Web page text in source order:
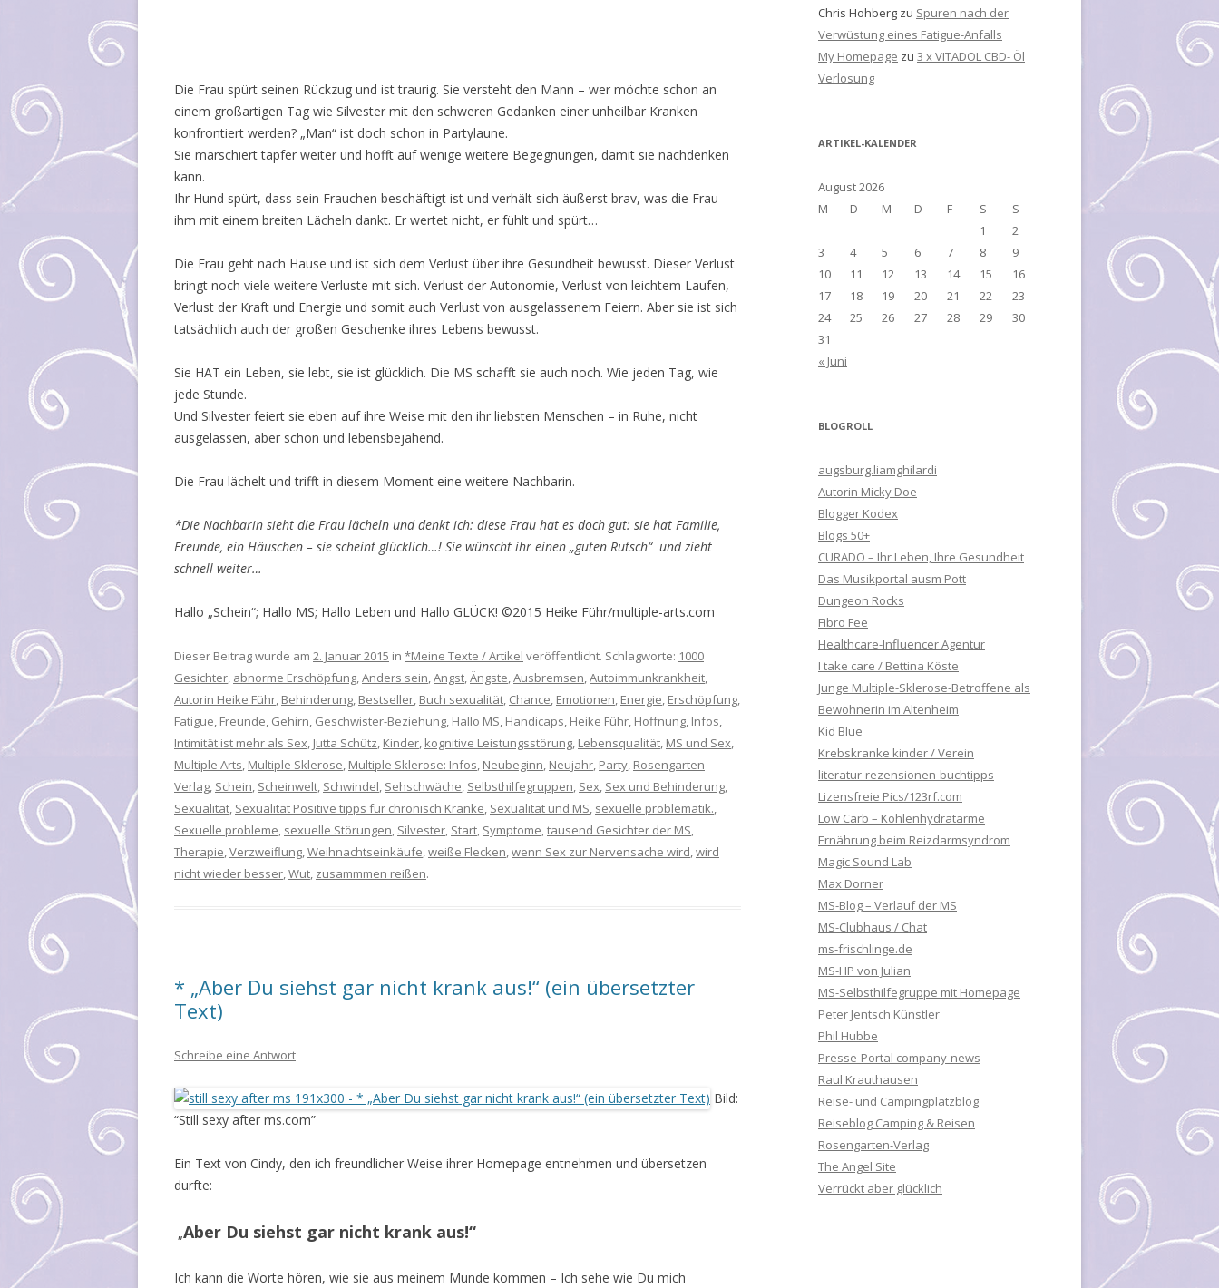
Die Frau spürt seinen Rückzug und ist traurig. Sie versteht den Mann – wer möchte schon an
einem großartigen Tag wie Silvester mit den schweren Gedanken einer unheilbar Kranken
konfrontiert werden? „Man“ ist doch schon in Partylaune.
Sie marschiert tapfer weiter und hofft auf wenige weitere Begegnungen, damit sie nachdenken
kann.
Ihr Hund spürt, dass sein Frauchen beschäftigt ist und verhält sich äußerst brav, was die Frau
ihm mit einem breiten Lächeln dankt. Er wertet nicht, er fühlt und spürt…
Die Frau geht nach Hause und ist sich dem Verlust über ihre Gesundheit bewusst. Dieser Verlust
bringt noch viele weitere Verluste mit sich. Verlust der Autonomie, Verlust von leichtem Laufen,
Verlust der Kraft und Energie und somit auch Verlust von ausgelassenem Feiern. Aber sie ist sich
tatsächlich auch der großen Geschenke ihres Lebens bewusst.
Sie HAT ein Leben, sie lebt, sie ist glücklich. Die MS schafft sie auch noch. Wie jeden Tag, wie
jede Stunde.
Und Silvester feiert sie eben auf ihre Weise mit den ihr liebsten Menschen – in Ruhe, nicht
ausgelassen, aber schön und lebensbejahend.
Die Frau lächelt und trifft in diesem Moment eine weitere Nachbarin.
*Die Nachbarin sieht die Frau lächeln und denkt ich: diese Frau hat es doch gut: sie hat Familie,
Freunde, ein Häuschen – sie scheint glücklich…! Sie wünscht ihr einen „guten Rutsch“ und zieht
schnell weiter…
Hallo „Schein“; Hallo MS; Hallo Leben und Hallo GLÜCK! ©2015 Heike Führ/multiple-arts.com
Dieser Beitrag wurde am 2. Januar 2015 in *Meine Texte / Artikel veröffentlicht. Schlagworte: 1000
Gesichter, abnorme Erschöpfung,Anders sein,Angst,Ängste,Ausbremsen,Autoimmunkrankheit,
Autorin Heike Führ, Behinderung, Bestseller, Buch sexualität, Chance, Emotionen, Energie, Erschöpfung,
Fatigue, Freunde, Gehirn, Geschwister-Beziehung, Hallo MS, Handicaps, Heike Führ, Hoffnung, Infos,
Intimität ist mehr als Sex, Jutta Schütz, Kinder, kognitive Leistungsstörung, Lebensqualität, MS und Sex,
Multiple Arts, Multiple Sklerose, Multiple Sklerose: Infos, Neubeginn, Neujahr, Party, Rosengarten
Verlag, Schein, Scheinwelt, Schwindel, Sehschwäche, Selbsthilfegruppen, Sex, Sex und Behinderung,
Sexualität, Sexualität Positive tipps für chronisch Kranke, Sexualität und MS, sexuelle problematik.,
Sexuelle probleme, sexuelle Störungen, Silvester, Start, Symptome,tausend Gesichter der MS,
Therapie,Verzweiflung,Weihnachtseinkäufe,weiße Flecken,wenn Sex zur Nervensache wird,wird
nicht wieder besser,Wut, zusammmen reißen.
* „Aber Du siehst gar nicht krank aus!“ (ein übersetzter
Text)
Schreibe eine Antwort
Bild:
“Still sexy after ms.com”
Ein Text von Cindy, den ich freundlicher Weise ihrer Homepage entnehmen und übersetzen
durfte:
„Aber Du siehst gar nicht krank aus!“
Ich kann die Worte hören, wie sie aus meinem Munde kommen – Ich sehe wie Du mich
Chris Hohberg zu Spuren nach der
Verwüstung eines Fatigue-Anfalls
My Homepage zu 3 x VITADOL CBD- Öl
Verlosung
ARTIKEL-KALENDER
August 2026
M
D M D F S
S
1
2
3
4 5 6 7 8
9
10
11 12 13 14 15
16
17
18 19 20 21 22
23
24
25 26 27 28 29
30
31
« Juni
BLOGROLL
augsburg.liamghilardi
Autorin Micky Doe
Blogger Kodex
Blogs 50+
CURADO – Ihr Leben, Ihre Gesundheit
Das Musikportal ausm Pott
Dungeon Rocks
Fibro Fee
Healthcare-Influencer Agentur
I take care / Bettina Köste
Junge Multiple-Sklerose-Betroffene als
Bewohnerin im Altenheim
Kid Blue
Krebskranke kinder / Verein
literatur-rezensionen-buchtipps
Lizensfreie Pics/123rf.com
Low Carb – Kohlenhydratarme
Ernährung beim Reizdarmsyndrom
Magic Sound Lab
Max Dorner
MS-Blog – Verlauf der MS
MS-Clubhaus / Chat
ms-frischlinge.de
MS-HP von Julian
MS-Selbsthilfegruppe mit Homepage
Peter Jentsch Künstler
Phil Hubbe
Presse-Portal company-news
Raul Krauthausen
Reise- und Campingplatzblog
Reiseblog Camping & Reisen
Rosengarten-Verlag
The Angel Site
Verrückt aber glücklich